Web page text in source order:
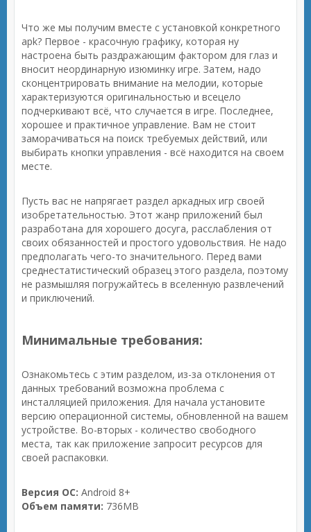
Что же мы получим вместе с установкой конкретного
apk? Первое - красочную графику, которая ну
настроена быть раздражающим фактором для глаз и
вносит неординарную изюминку игре. Затем, надо
сконцентрировать внимание на мелодии, которые
характеризуются оригинальностью и всецело
подчеркивают всё, что случается в игре. Последнее,
хорошее и практичное управление. Вам не стоит
заморачиваться на поиск требуемых действий, или
выбирать кнопки управления - всё находится на своем
месте.
Пусть вас не напрягает раздел аркадных игр своей
изобретательностью. Этот жанр приложений был
разработана для хорошего досуга, расслабления от
своих обязанностей и простого удовольствия. Не надо
предполагать чего-то значительного. Перед вами
среднестатистический образец этого раздела, поэтому
не размышляя погружайтесь в вселенную развлечений
и приключений.
Минимальные требования:
Ознакомьтесь с этим разделом, из-за отклонения от
данных требований возможна проблема с
инсталляцией приложения. Для начала установите
версию операционной системы, обновленной на вашем
устройстве. Во-вторых - количество свободного
места, так как приложение запросит ресурсов для
своей распаковки.
Версия ОС: Android 8+
Объем памяти: 736MB